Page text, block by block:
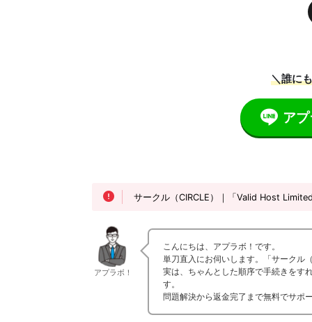
＼誰に
ア
サークル（CIRCLE）｜「Valid Host
アプラボ！
こんにちは、アプラボ！です。
単刀直入にお伺いします。「サークル
実は、ちゃんとした順序で手続きをす
す。
問題解決から返金完了まで無料でサポ